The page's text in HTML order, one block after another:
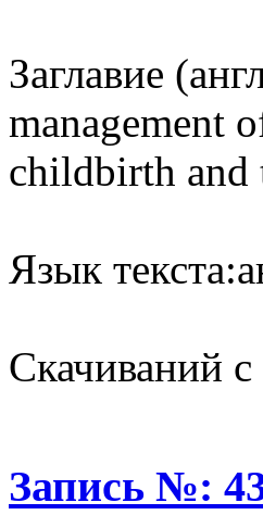
Заглавие
management
childbirth and
Язык текста:
Cкачиваний
Запись №: